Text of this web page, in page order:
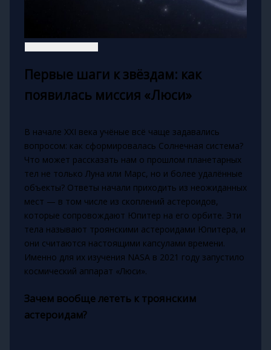
Первые шаги к звёздам: как
появилась миссия «Люси»
В начале XXI века учёные всё чаще задавались
вопросом: как сформировалась Солнечная система?
Что может рассказать нам о прошлом планетарных
тел не только Луна или Марс, но и более удалённые
объекты? Ответы начали приходить из неожиданных
мест — в том числе из скоплений астероидов,
которые сопровождают Юпитер на его орбите. Эти
тела называют троянскими астероидами Юпитера, и
они считаются настоящими капсулами времени.
Именно для их изучения NASA в 2021 году запустило
космический аппарат «Люси».
Зачем вообще лететь к троянским
астероидам?